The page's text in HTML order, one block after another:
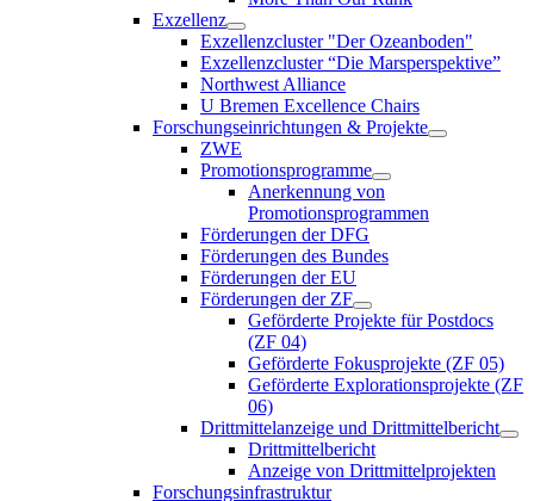
Exzellenz
Exzellenzcluster "Der Ozeanboden"
Exzellenzcluster “Die Marsperspektive”
Northwest Alliance
U Bremen Excellence Chairs
Forschungseinrichtungen & Projekte
ZWE
Promotionsprogramme
Anerkennung von
Promotionsprogrammen
Förderungen der DFG
Förderungen des Bundes
Förderungen der EU
Förderungen der ZF
Geförderte Projekte für Postdocs
(ZF 04)
Geförderte Fokusprojekte (ZF 05)
Geförderte Explorationsprojekte (ZF
06)
Drittmittelanzeige und Drittmittelbericht
Drittmittelbericht
Anzeige von Drittmittelprojekten
Forschungsinfrastruktur